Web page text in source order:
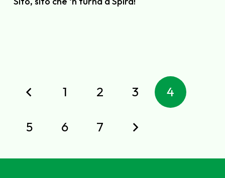
1 2 3 4
5 6 7